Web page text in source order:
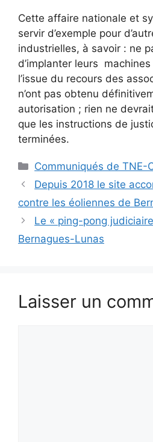
Cette affaire nationale et
servir d’exemple pour
industrielles, à savoir : ne
d’implanter leurs
l’issue du recours des
n’ont pas obtenu
autorisation ; rien ne
que les instructions de
terminées.
Catégories
Communiqués de TNE-
Depuis 2018 le site
contre les éoliennes de
Le « ping-pong
Bernagues-Lunas
Laisser un